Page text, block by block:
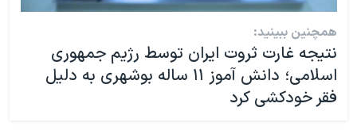
همچنین ببینید:
نتیجه غارت ثروت ایران توسط رژیم جمهوری
اسلامی؛ دانش آموز ۱۱ ساله بوشهری به دلیل
فقر خودکشی کرد